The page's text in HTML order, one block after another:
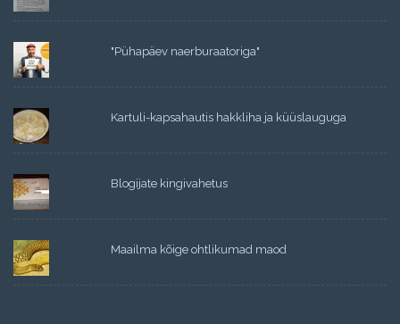
"Pühapäev naerburaatoriga"
Kartuli-kapsahautis hakkliha ja küüslauguga
Blogijate kingivahetus
Maailma kõige ohtlikumad maod